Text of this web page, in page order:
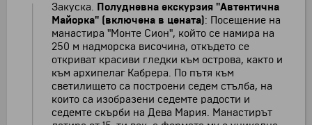
Закуска. Полудневна екскурзия "Автентична
Майорка" (включена в цената): Посещение на
манастира "Монте Сион", който се намира на
250 м надморска височина, откъдето се
откриват красиви гледки към острова, както и
към архипелаг Кабрера. По пътя към
светилището са построени седем стълба, на
които са изобразени седемте радости и
седемте скърби на Дева Мария. Манастирът